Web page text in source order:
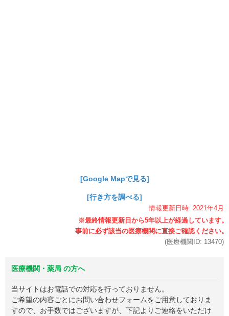
[Google Mapで見る]
[行き方を調べる]
情報更新日時: 2021年4月
(医療機関ID: 13470)
医療機関・薬局 の方へ
当サイトはお電話での対応を行っておりません。
ご希望の内容ごとにお問い合わせフォームをご用意しておりま
すので、お手数ではございますが、下記よりご連絡をいただけ